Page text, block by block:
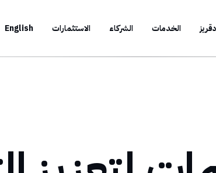
الخدمات الشركاء الاستثمارات English